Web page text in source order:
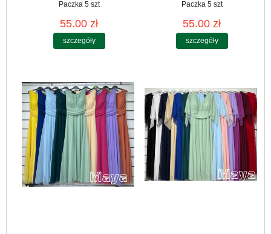
Paczka 5 szt
55.00 zł
szczegóły
Paczka 5 szt
55.00 zł
szczegóły